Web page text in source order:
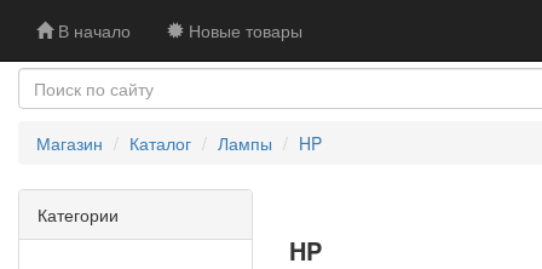
В начало Новые товары
Магазин Каталог Лампы HP
HP
Категории